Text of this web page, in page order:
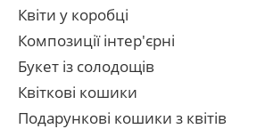
Квіти у коробці
Композиції інтер'єрні
Букет із солодощів
Квіткові кошики
Подарункові кошики з квітів